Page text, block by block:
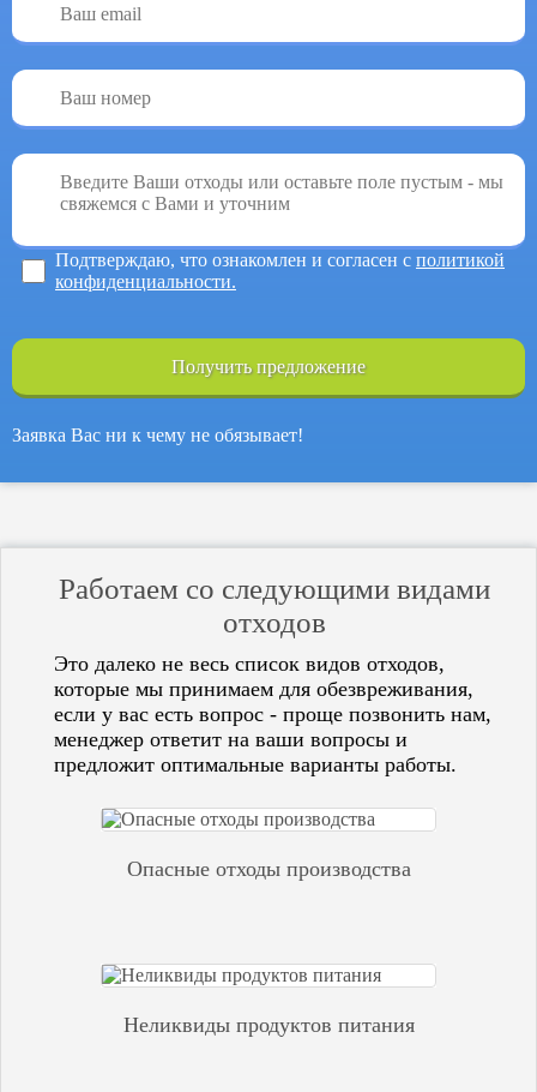
Подтверждаю, что ознакомлен и согласен с политикой
конфиденциальности.
Получить предложение
Заявка Вас ни к чему не обязывает!
Работаем со следующими видами
отходов
Это далеко не весь список видов отходов,
которые мы принимаем для обезвреживания,
если у вас есть вопрос - проще позвонить нам,
менеджер ответит на ваши вопросы и
предложит оптимальные варианты работы.
Опасные отходы производства
Неликвиды продуктов питания